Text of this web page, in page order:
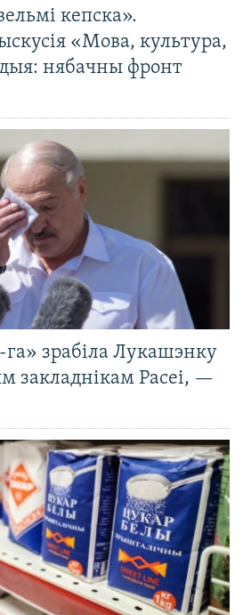
кепска».
«Мова, культура,
нябачны фронт
зрабіла Лукашэнку
закладнікам Расеі, —